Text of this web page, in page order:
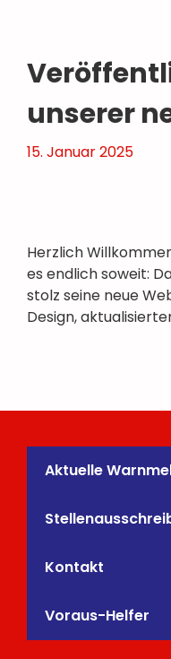
unserer
15. Januar 2025
Herzlich
es endlich soweit:
stolz seine neue
Design,
Aktuelle
Kontakt
Voraus-Helfer